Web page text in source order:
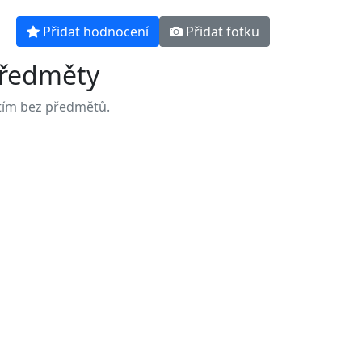
Přidat hodnocení Přidat fotku
bez předmětů.